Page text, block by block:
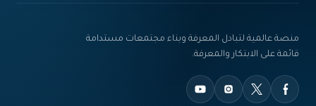
منصة عالمية لتبادل المعرفة وبناء مجتمعات مستدامة
قائمة على الابتكار والمعرفة.